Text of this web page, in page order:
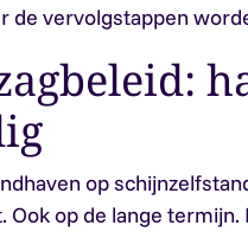
de vervolgstappen
op
Ook op de lange termijn.